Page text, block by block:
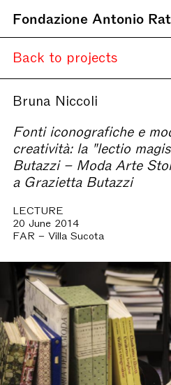
Fondazione Antonio
Back to projects
Bruna Niccoli
Fonti iconografiche e
creatività: la "lectio
Butazzi – Moda Arte
a Grazietta Butazzi
LECTURE
20 June 2014
FAR – Villa Sucota